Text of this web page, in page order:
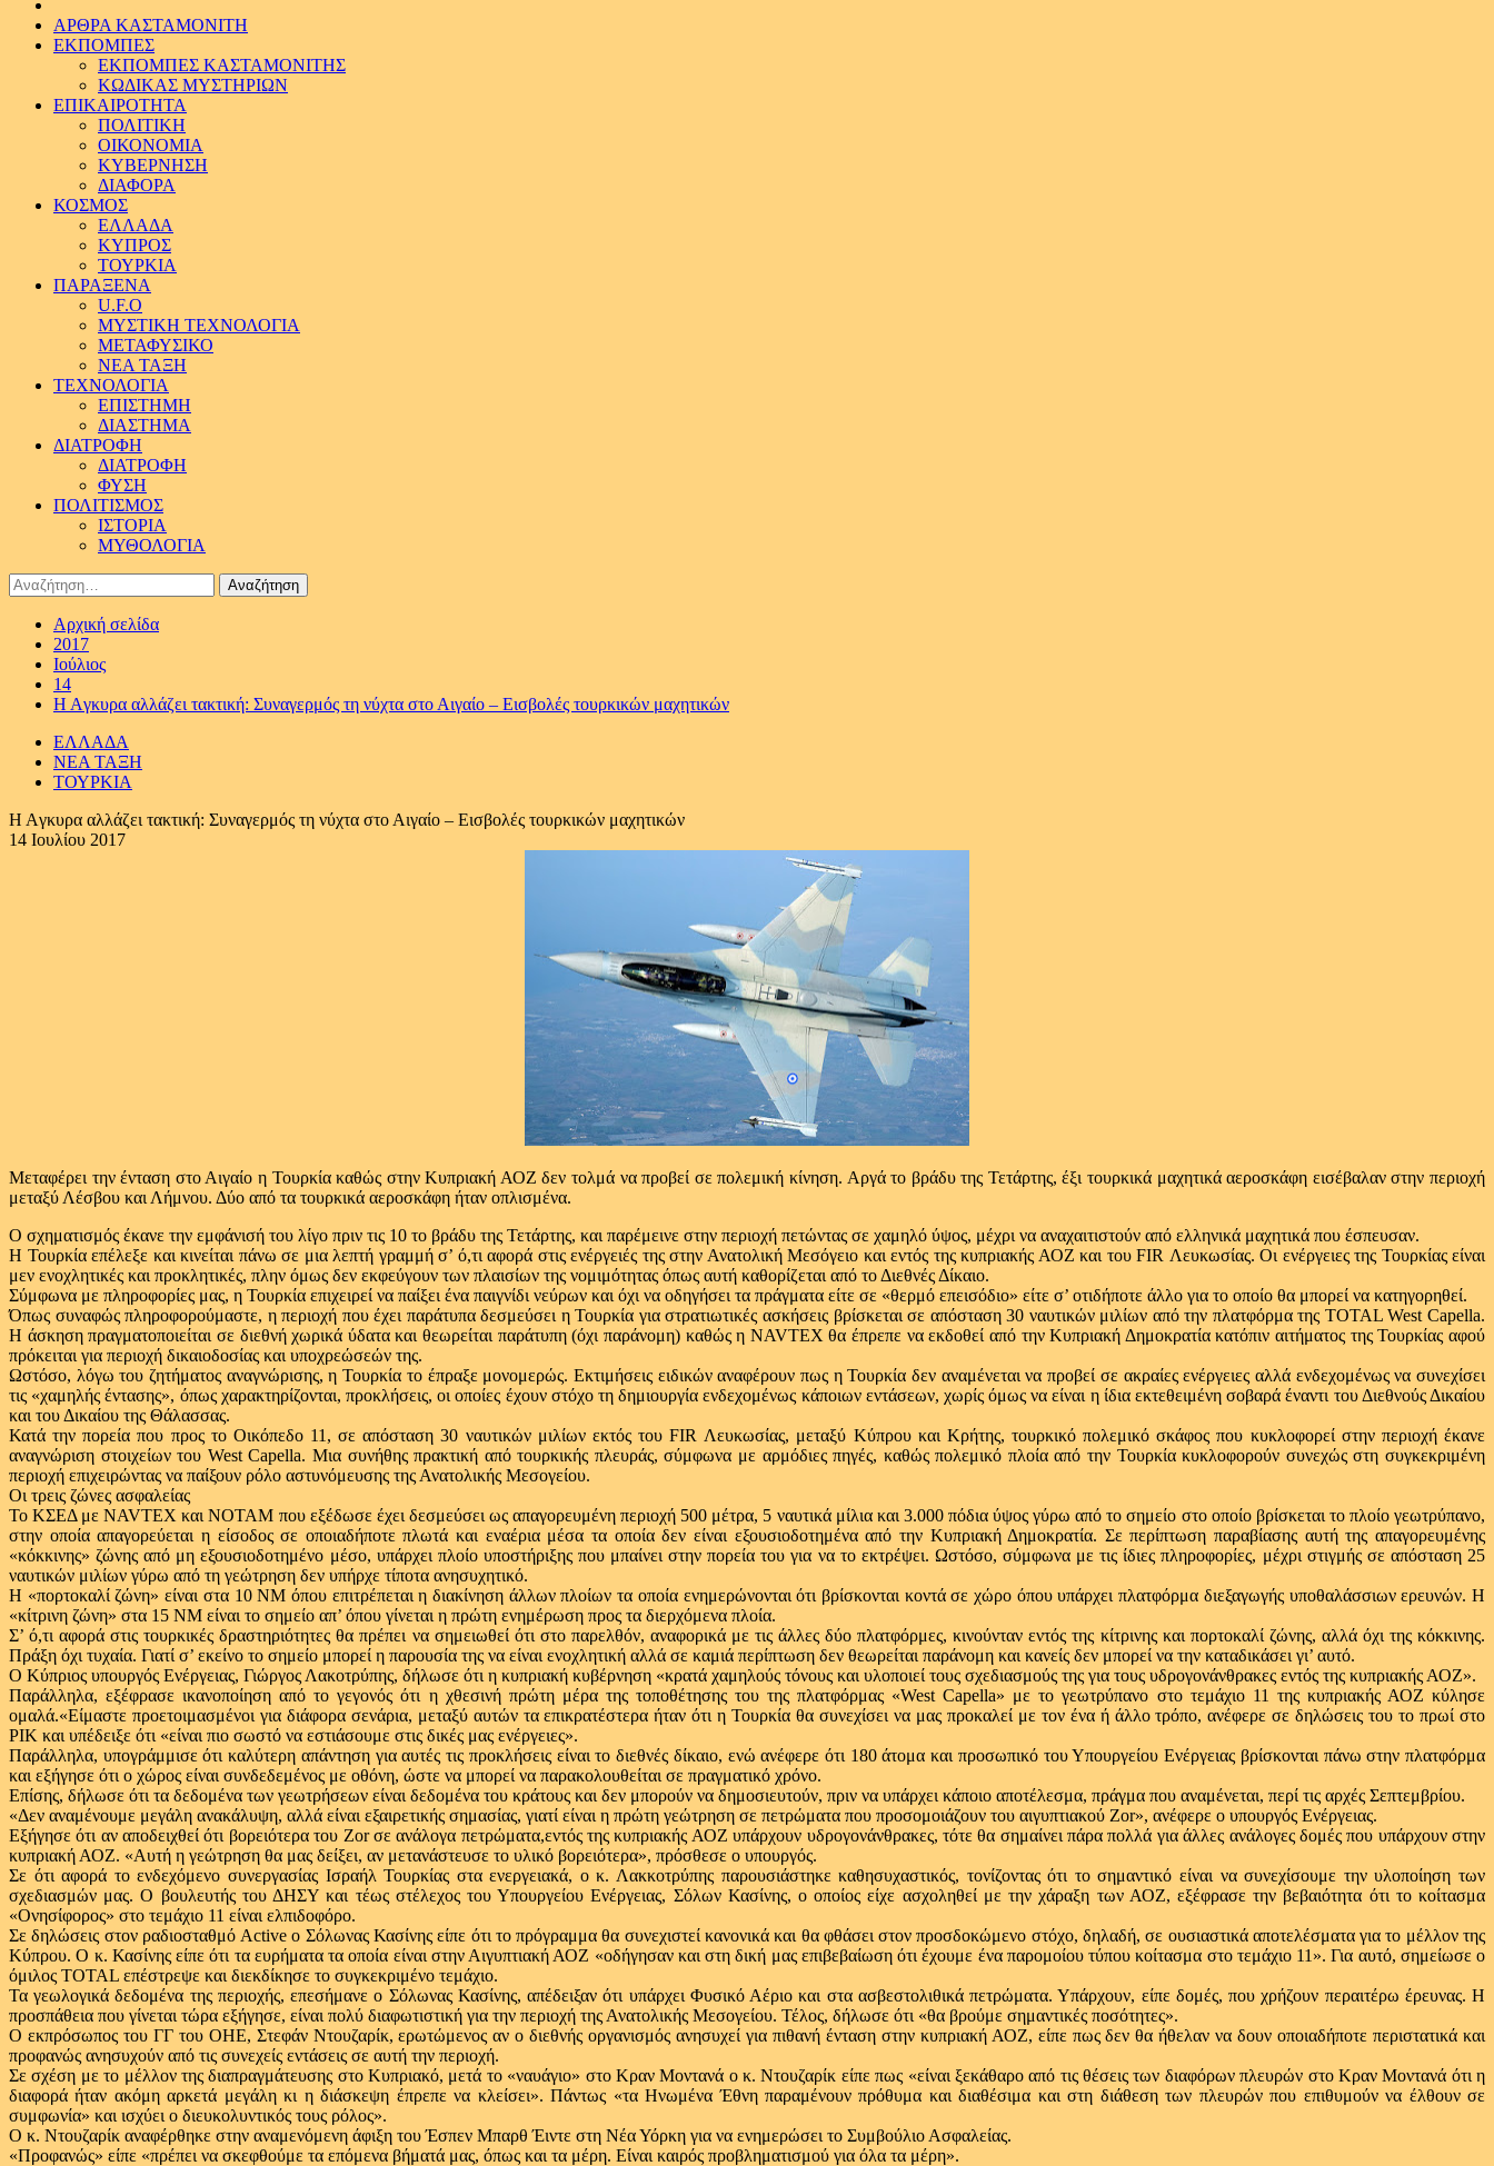
ΑΡΘΡΑ ΚΑΣΤΑΜΟΝΙΤΗ
ΕΚΠΟΜΠΕΣ
ΕΚΠΟΜΠΕΣ ΚΑΣΤΑΜΟΝΙΤΗΣ
ΚΩΔΙΚΑΣ ΜΥΣΤΗΡΙΩΝ
ΕΠΙΚΑΙΡΟΤΗΤΑ
ΠΟΛΙΤΙΚΗ
ΟΙΚΟΝΟΜΙΑ
ΚΥΒΕΡΝΗΣΗ
ΔΙΑΦΟΡΑ
ΚΟΣΜΟΣ
ΕΛΛΑΔΑ
ΚΥΠΡΟΣ
ΤΟΥΡΚΙΑ
ΠΑΡΑΞΕΝΑ
U.F.O
ΜΥΣΤΙΚΗ ΤΕΧΝΟΛΟΓΙΑ
ΜΕΤΑΦΥΣΙΚΟ
ΝΕΑ ΤΑΞΗ
ΤΕΧΝΟΛΟΓΙΑ
ΕΠΙΣΤΗΜΗ
ΔΙΑΣΤΗΜΑ
ΔΙΑΤΡΟΦΗ
ΔΙΑΤΡΟΦΗ
ΦΥΣΗ
ΠΟΛΙΤΙΣΜΟΣ
ΙΣΤΟΡΙΑ
ΜΥΘΟΛΟΓΙΑ
Αναζήτηση
για:
Αρχική σελίδα
2017
Ιούλιος
14
H Aγκυρα αλλάζει τακτική: Συναγερμός τη νύχτα στο Αιγαίο – Εισβολές τουρκικών μαχητικών
ΕΛΛΑΔΑ
ΝΕΑ ΤΑΞΗ
ΤΟΥΡΚΙΑ
H Aγκυρα αλλάζει τακτική: Συναγερμός τη νύχτα στο Αιγαίο – Εισβολές τουρκικών μαχητικών
14 Ιουλίου 2017
Μεταφέρει την ένταση στο Αιγαίο η Τουρκία καθώς στην Κυπριακή ΑΟΖ δεν τολμά να προβεί σε πολεμική κίνηση. Αργά το βράδυ της Τετάρτης, έξι τουρκικά μαχητικά αεροσκάφη εισέβαλαν στην περιοχή
μεταξύ Λέσβου και Λήμνου. Δύο από τα τουρκικά αεροσκάφη ήταν οπλισμένα.
Ο σχηματισμός έκανε την εμφάνισή του λίγο πριν τις 10 το βράδυ της Τετάρτης, και παρέμεινε στην περιοχή πετώντας σε χαμηλό ύψος, μέχρι να αναχαιτιστούν από ελληνικά μαχητικά που έσπευσαν.
Η Τουρκία επέλεξε και κινείται πάνω σε μια λεπτή γραμμή σ’ ό,τι αφορά στις ενέργειές της στην Ανατολική Μεσόγειο και εντός της κυπριακής ΑΟΖ και του FIR Λευκωσίας. Οι ενέργειες της Τουρκίας είναι
μεν ενοχλητικές και προκλητικές, πλην όμως δεν εκφεύγουν των πλαισίων της νομιμότητας όπως αυτή καθορίζεται από το Διεθνές Δίκαιο.
Σύμφωνα με πληροφορίες μας, η Τουρκία επιχειρεί να παίξει ένα παιγνίδι νεύρων και όχι να οδηγήσει τα πράγματα είτε σε «θερμό επεισόδιο» είτε σ’ οτιδήποτε άλλο για το οποίο θα μπορεί να κατηγορηθεί.
Όπως συναφώς πληροφορούμαστε, η περιοχή που έχει παράτυπα δεσμεύσει η Τουρκία για στρατιωτικές ασκήσεις βρίσκεται σε απόσταση 30 ναυτικών μιλίων από την πλατφόρμα της TOTAL West Capella.
Η άσκηση πραγματοποιείται σε διεθνή χωρικά ύδατα και θεωρείται παράτυπη (όχι παράνομη) καθώς η NAVTEX θα έπρεπε να εκδοθεί από την Κυπριακή Δημοκρατία κατόπιν αιτήματος της Τουρκίας αφού
πρόκειται για περιοχή δικαιοδοσίας και υποχρεώσεών της.
Ωστόσο, λόγω του ζητήματος αναγνώρισης, η Τουρκία το έπραξε μονομερώς. Εκτιμήσεις ειδικών αναφέρουν πως η Τουρκία δεν αναμένεται να προβεί σε ακραίες ενέργειες αλλά ενδεχομένως να συνεχίσει
τις «χαμηλής έντασης», όπως χαρακτηρίζονται, προκλήσεις, οι οποίες έχουν στόχο τη δημιουργία ενδεχομένως κάποιων εντάσεων, χωρίς όμως να είναι η ίδια εκτεθειμένη σοβαρά έναντι του Διεθνούς Δικαίου
και του Δικαίου της Θάλασσας.
Κατά την πορεία που προς το Οικόπεδο 11, σε απόσταση 30 ναυτικών μιλίων εκτός του FIR Λευκωσίας, μεταξύ Κύπρου και Κρήτης, τουρκικό πολεμικό σκάφος που κυκλοφορεί στην περιοχή έκανε
αναγνώριση στοιχείων του West Capella. Μια συνήθης πρακτική από τουρκικής πλευράς, σύμφωνα με αρμόδιες πηγές, καθώς πολεμικό πλοία από την Τουρκία κυκλοφορούν συνεχώς στη συγκεκριμένη
περιοχή επιχειρώντας να παίξουν ρόλο αστυνόμευσης της Ανατολικής Μεσογείου.
Οι τρεις ζώνες ασφαλείας
Το ΚΣΕΔ με NAVTEX και NOTAM που εξέδωσε έχει δεσμεύσει ως απαγορευμένη περιοχή 500 μέτρα, 5 ναυτικά μίλια και 3.000 πόδια ύψος γύρω από το σημείο στο οποίο βρίσκεται το πλοίο γεωτρύπανο,
στην οποία απαγορεύεται η είσοδος σε οποιαδήποτε πλωτά και εναέρια μέσα τα οποία δεν είναι εξουσιοδοτημένα από την Κυπριακή Δημοκρατία. Σε περίπτωση παραβίασης αυτή της απαγορευμένης
«κόκκινης» ζώνης από μη εξουσιοδοτημένο μέσο, υπάρχει πλοίο υποστήριξης που μπαίνει στην πορεία του για να το εκτρέψει. Ωστόσο, σύμφωνα με τις ίδιες πληροφορίες, μέχρι στιγμής σε απόσταση 25
ναυτικών μιλίων γύρω από τη γεώτρηση δεν υπήρχε τίποτα ανησυχητικό.
Η «πορτοκαλί ζώνη» είναι στα 10 ΝΜ όπου επιτρέπεται η διακίνηση άλλων πλοίων τα οποία ενημερώνονται ότι βρίσκονται κοντά σε χώρο όπου υπάρχει πλατφόρμα διεξαγωγής υποθαλάσσιων ερευνών. Η
«κίτρινη ζώνη» στα 15 ΝΜ είναι το σημείο απ’ όπου γίνεται η πρώτη ενημέρωση προς τα διερχόμενα πλοία.
Σ’ ό,τι αφορά στις τουρκικές δραστηριότητες θα πρέπει να σημειωθεί ότι στο παρελθόν, αναφορικά με τις άλλες δύο πλατφόρμες, κινούνταν εντός της κίτρινης και πορτοκαλί ζώνης, αλλά όχι της κόκκινης.
Πράξη όχι τυχαία. Γιατί σ’ εκείνο το σημείο μπορεί η παρουσία της να είναι ενοχλητική αλλά σε καμιά περίπτωση δεν θεωρείται παράνομη και κανείς δεν μπορεί να την καταδικάσει γι’ αυτό.
Ο Κύπριος υπουργός Ενέργειας, Γιώργος Λακοτρύπης, δήλωσε ότι η κυπριακή κυβέρνηση «κρατά χαμηλούς τόνους και υλοποιεί τους σχεδιασμούς της για τους υδρογονάνθρακες εντός της κυπριακής ΑΟΖ».
Παράλληλα, εξέφρασε ικανοποίηση από το γεγονός ότι η χθεσινή πρώτη μέρα της τοποθέτησης του της πλατφόρμας «West Capella» με το γεωτρύπανο στο τεμάχιο 11 της κυπριακής ΑΟΖ κύλησε
ομαλά.«Είμαστε προετοιμασμένοι για διάφορα σενάρια, μεταξύ αυτών τα επικρατέστερα ήταν ότι η Τουρκία θα συνεχίσει να μας προκαλεί με τον ένα ή άλλο τρόπο, ανέφερε σε δηλώσεις του το πρωί στο
ΡΙΚ και υπέδειξε ότι «είναι πιο σωστό να εστιάσουμε στις δικές μας ενέργειες».
Παράλληλα, υπογράμμισε ότι καλύτερη απάντηση για αυτές τις προκλήσεις είναι το διεθνές δίκαιο, ενώ ανέφερε ότι 180 άτομα και προσωπικό του Υπουργείου Ενέργειας βρίσκονται πάνω στην πλατφόρμα
και εξήγησε ότι ο χώρος είναι συνδεδεμένος με οθόνη, ώστε να μπορεί να παρακολουθείται σε πραγματικό χρόνο.
Επίσης, δήλωσε ότι τα δεδομένα των γεωτρήσεων είναι δεδομένα του κράτους και δεν μπορούν να δημοσιευτούν, πριν να υπάρχει κάποιο αποτέλεσμα, πράγμα που αναμένεται, περί τις αρχές Σεπτεμβρίου.
«Δεν αναμένουμε μεγάλη ανακάλυψη, αλλά είναι εξαιρετικής σημασίας, γιατί είναι η πρώτη γεώτρηση σε πετρώματα που προσομοιάζουν του αιγυπτιακού Ζor», ανέφερε ο υπουργός Ενέργειας.
Εξήγησε ότι αν αποδειχθεί ότι βορειότερα του Ζor σε ανάλογα πετρώματα,εντός της κυπριακής ΑΟΖ υπάρχουν υδρογονάνθρακες, τότε θα σημαίνει πάρα πολλά για άλλες ανάλογες δομές που υπάρχουν στην
κυπριακή ΑΟΖ. «Αυτή η γεώτρηση θα μας δείξει, αν μετανάστευσε το υλικό βορειότερα», πρόσθεσε ο υπουργός.
Σε ότι αφορά το ενδεχόμενο συνεργασίας Ισραήλ Τουρκίας στα ενεργειακά, ο κ. Λακκοτρύπης παρουσιάστηκε καθησυχαστικός, τονίζοντας ότι το σημαντικό είναι να συνεχίσουμε την υλοποίηση των
σχεδιασμών μας. Ο βουλευτής του ΔΗΣΥ και τέως στέλεχος του Υπουργείου Ενέργειας, Σόλων Κασίνης, ο οποίος είχε ασχοληθεί με την χάραξη των ΑΟΖ, εξέφρασε την βεβαιότητα ότι το κοίτασμα
«Ονησίφορος» στο τεμάχιο 11 είναι ελπιδοφόρο.
Σε δηλώσεις στον ραδιοσταθμό Active o Σόλωνας Κασίνης είπε ότι το πρόγραμμα θα συνεχιστεί κανονικά και θα φθάσει στον προσδοκώμενο στόχο, δηλαδή, σε ουσιαστικά αποτελέσματα για το μέλλον της
Κύπρου. Ο κ. Κασίνης είπε ότι τα ευρήματα τα οποία είναι στην Αιγυπτιακή ΑΟΖ «οδήγησαν και στη δική μας επιβεβαίωση ότι έχουμε ένα παρομοίου τύπου κοίτασμα στο τεμάχιο 11». Για αυτό, σημείωσε o
όμιλος ΤΟΤΑL επέστρεψε και διεκδίκησε το συγκεκριμένο τεμάχιο.
Τα γεωλογικά δεδομένα της περιοχής, επεσήμανε ο Σόλωνας Κασίνης, απέδειξαν ότι υπάρχει Φυσικό Αέριο και στα ασβεστολιθικά πετρώματα. Υπάρχουν, είπε δομές, που χρήζουν περαιτέρω έρευνας. Η
προσπάθεια που γίνεται τώρα εξήγησε, είναι πολύ διαφωτιστική για την περιοχή της Ανατολικής Μεσογείου. Τέλος, δήλωσε ότι «θα βρούμε σημαντικές ποσότητες».
Ο εκπρόσωπος του ΓΓ του ΟΗΕ, Στεφάν Ντουζαρίκ, ερωτώμενος αν ο διεθνής οργανισμός ανησυχεί για πιθανή ένταση στην κυπριακή ΑΟΖ, είπε πως δεν θα ήθελαν να δουν οποιαδήποτε περιστατικά και
προφανώς ανησυχούν από τις συνεχείς εντάσεις σε αυτή την περιοχή.
Σε σχέση με το μέλλον της διαπραγμάτευσης στο Κυπριακό, μετά το «ναυάγιο» στο Κραν Μοντανά ο κ. Ντουζαρίκ είπε πως «είναι ξεκάθαρο από τις θέσεις των διαφόρων πλευρών στο Κραν Μοντανά ότι η
διαφορά ήταν ακόμη αρκετά μεγάλη κι η διάσκεψη έπρεπε να κλείσει». Πάντως «τα Ηνωμένα Έθνη παραμένουν πρόθυμα και διαθέσιμα και στη διάθεση των πλευρών που επιθυμούν να έλθουν σε
συμφωνία» και ισχύει ο διευκολυντικός τους ρόλος».
Ο κ. Ντουζαρίκ αναφέρθηκε στην αναμενόμενη άφιξη του Έσπεν Μπαρθ Έιντε στη Νέα Υόρκη για να ενημερώσει το Συμβούλιο Ασφαλείας.
«Προφανώς» είπε «πρέπει να σκεφθούμε τα επόμενα βήματά μας, όπως και τα μέρη. Είναι καιρός προβληματισμού για όλα τα μέρη».